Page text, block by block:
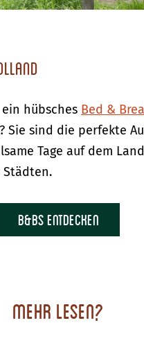
hübsches Bed &
Sie sind die perfekte
Tage auf dem
B&Bs entdecken
Mehr lesen?